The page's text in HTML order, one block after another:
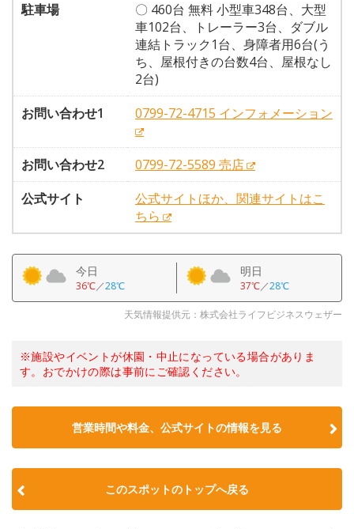
駐車場
〇 460台 無料 小型車348台、大型
車102台、トレーラー3台、ダブル
連結トラック1台、身障者用6台(う
ち、屋根付きの台数4台、屋根なし
2台)
お問い合わせ1
0799-72-4715 インフォメーション
お問い合わせ2
0799-72-5589 売店
公式サイト
公式サイトほか、関連サイトはこ
ちら
今日
36℃／28℃
明日
37℃／28℃
天気情報提供元：株式会社ライフビジネスウェザー
※施設やイベントが休園・中止になっている場合がありま
す。おでかけの際は事前にご確認ください。
営業時間や料金、公式サイトの情報を見る
このスポットのトップへ戻る